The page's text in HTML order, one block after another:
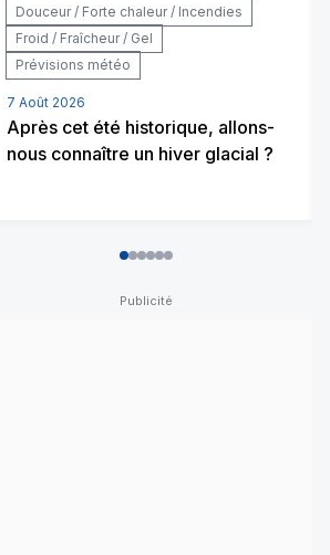
Douceur / Forte chaleur / Incendies
Froid / Fraîcheur / Gel
Prévisions météo
7 Août 2026
Après cet été historique, allons-
nous connaître un hiver glacial ?
012345